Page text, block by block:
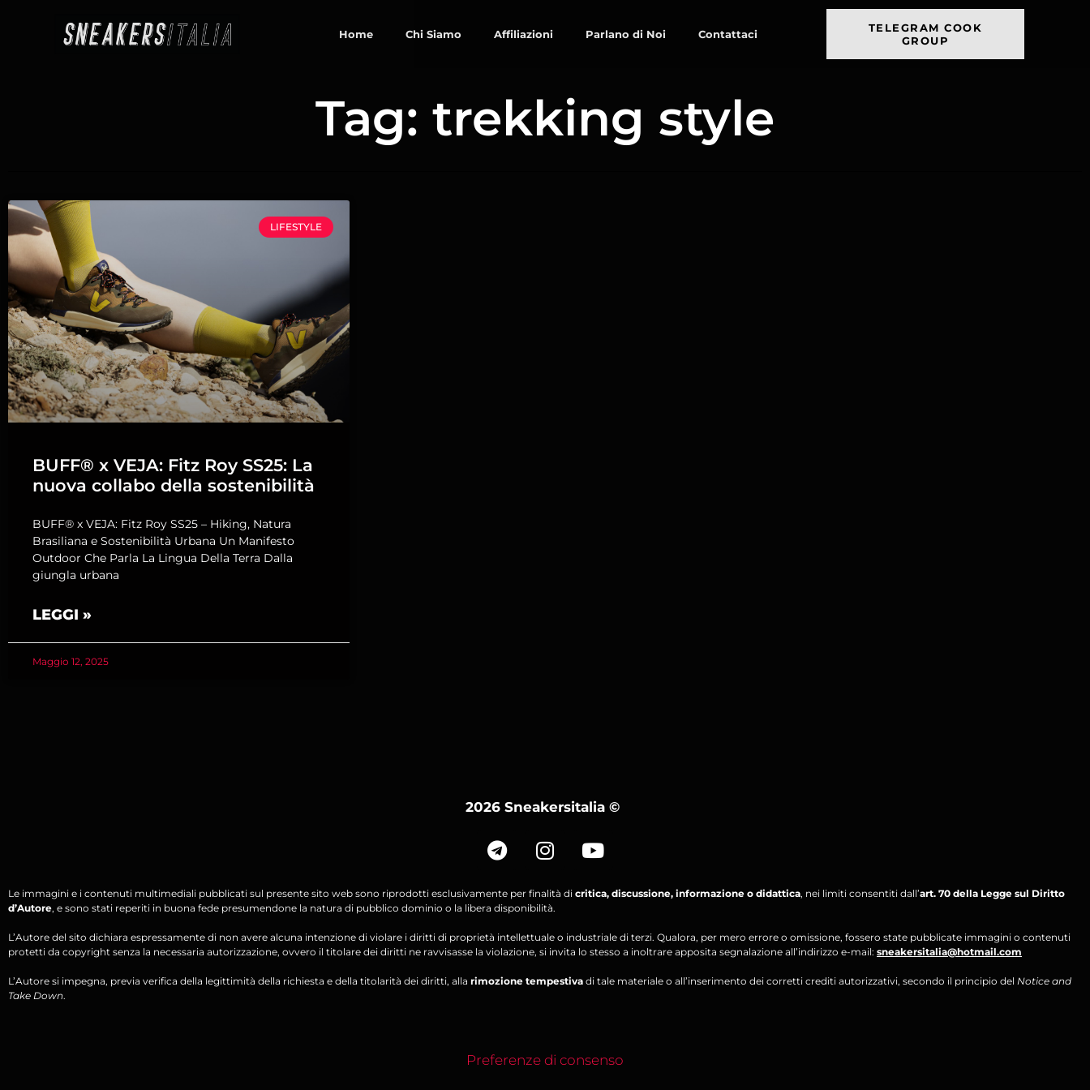
Home Chi Siamo Affiliazioni Parlano di Noi Contattaci
TELEGRAM COOK
GROUP
Tag: trekking style
LIFESTYLE
BUFF® x VEJA: Fitz Roy SS25: La
nuova collabo della sostenibilità
BUFF® x VEJA: Fitz Roy SS25 – Hiking, Natura
Brasiliana e Sostenibilità Urbana Un Manifesto
Outdoor Che Parla La Lingua Della Terra Dalla
giungla urbana
LEGGI »
Maggio 12, 2025
2026 Sneakersitalia©
Le immagini e i contenuti multimediali pubblicati sul presente sito web sono riprodotti esclusivamente per finalità di critica, discussione, informazione o didattica, nei limiti consentiti dall’art. 70 della Legge sul Diritto
d’Autore, e sono stati reperiti in buona fede presumendone la natura di pubblico dominio o la libera disponibilità.
L’Autore del sito dichiara espressamente di non avere alcuna intenzione di violare i diritti di proprietà intellettuale o industriale di terzi. Qualora, per mero errore o omissione, fossero state pubblicate immagini o contenuti
protetti da copyright senza la necessaria autorizzazione, ovvero il titolare dei diritti ne ravvisasse la violazione, si invita lo stesso a inoltrare apposita segnalazione all’indirizzo e-mail: sneakersitalia@hotmail.com
L’Autore si impegna, previa verifica della legittimità della richiesta e della titolarità dei diritti, alla rimozione tempestiva di tale materiale o all’inserimento dei corretti crediti autorizzativi, secondo il principio del Notice and
Take Down.
Preferenze di consenso